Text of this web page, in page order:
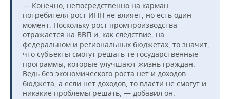
КИБЕРСПОРТ
ФИГУРНОЕ КАТАНИЕ
ВОДНЫЕ ВИДЫ СПОРТА
ХОККЕЙ С МЯЧОМ
КУЛЬТУРА
МЕДИЦИНА
ОБРАЗОВАНИЕ
ПРОИСШЕСТВИЯ
СПИСОК КОМПАНИЙ
— Конечно, непосредственно на карман
потребителя рост ИПП не влияет, но есть один
момент. Поскольку рост промпроизводства
отражается на ВВП и, как следствие, на
федеральном и региональных бюджетах, то значит,
что субъекты смогут решать те государственные
программы, которые улучшают жизнь граждан.
Ведь без экономического роста нет и доходов
бюджета, а если нет доходов, то власти не смогут и
никакие проблемы решать, — добавил он.